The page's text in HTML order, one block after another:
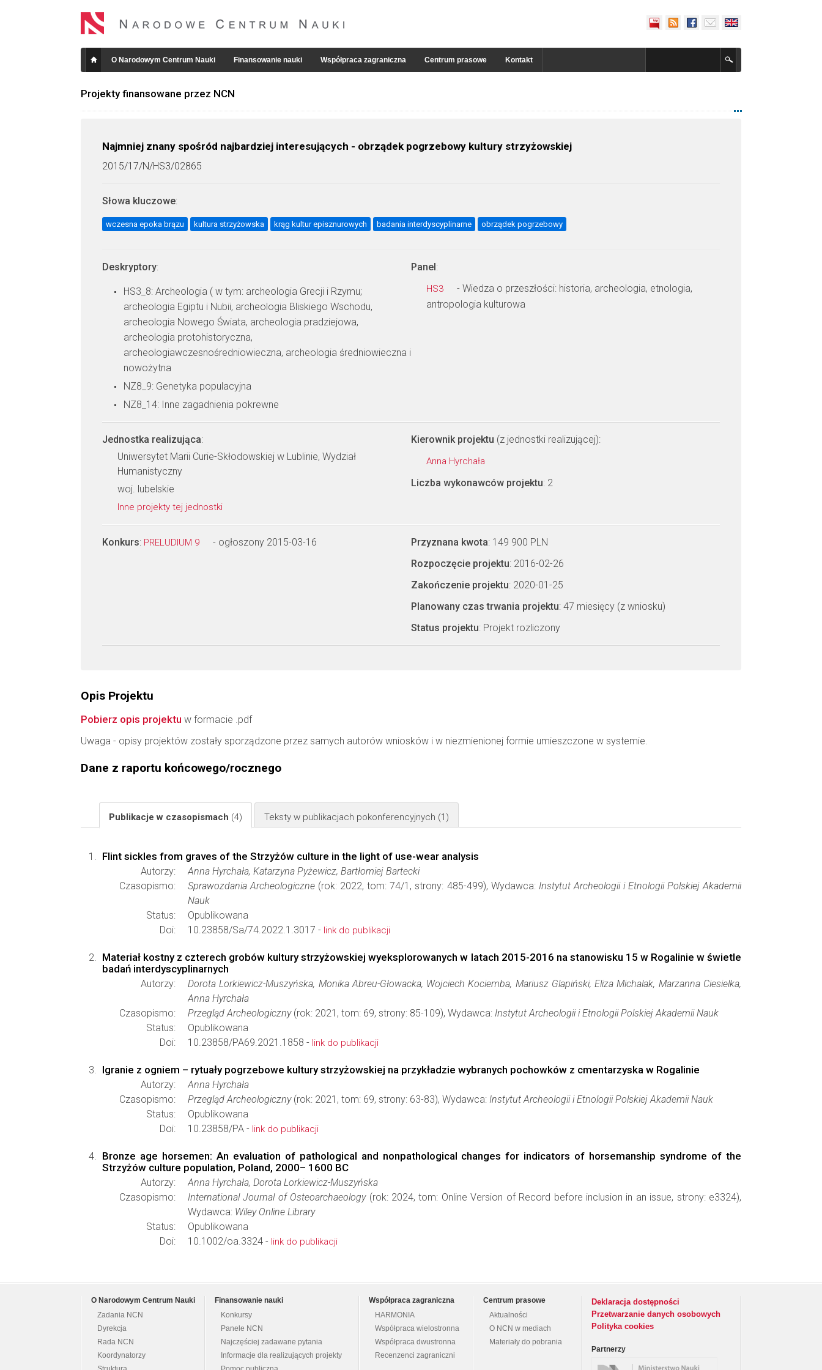
O Narodowym Centrum Nauki Finansowanie nauki Współpraca zagraniczna Centrum prasowe Kontakt
Projekty finansowane przez NCN
Najmniej znany spośród najbardziej interesujących - obrządek pogrzebowy kultury strzyżowskiej
2015/17/N/HS3/02865
Słowa kluczowe:
wczesna epoka brązu kultura strzyżowska krąg kultur episznurowych badania interdyscyplinarne obrządek pogrzebowy
Deskryptory:
HS3_8: Archeologia ( w tym: archeologia Grecji i Rzymu;
archeologia Egiptu i Nubii, archeologia Bliskiego Wschodu,
archeologia Nowego Świata, archeologia pradziejowa,
archeologia protohistoryczna,
archeologiawczesnośredniowieczna, archeologia średniowieczna i
nowożytna
NZ8_9: Genetyka populacyjna
NZ8_14: Inne zagadnienia pokrewne
Panel:
HS3
- Wiedza o przeszłości: historia, archeologia, etnologia,
antropologia kulturowa
Jednostka realizująca:
Uniwersytet Marii Curie-Skłodowskiej w Lublinie, Wydział
Humanistyczny
woj. lubelskie
Inne projekty tej jednostki
Kierownik projektu (z jednostki realizującej):
Anna Hyrchała
Liczba wykonawców projektu: 2
Konkurs: PRELUDIUM 9 - ogłoszony 2015-03-16 Przyznana kwota: 149 900 PLN
Rozpoczęcie projektu: 2016-02-26
Zakończenie projektu: 2020-01-25
Planowany czas trwania projektu: 47 miesięcy (z wniosku)
Status projektu: Projekt rozliczony
Opis Projektu
Pobierz opis projektu w formacie .pdf
Uwaga - opisy projektów zostały sporządzone przez samych autorów wniosków i w niezmienionej formie umieszczone w systemie.
Dane z raportu końcowego/rocznego
Publikacje w czasopismach (4) Teksty w publikacjach pokonferencyjnych (1)
Flint sickles from graves of the Strzyżów culture in the light of use-wear analysis
Autorzy:
Anna Hyrchała, Katarzyna Pyżewicz, Bartłomiej Bartecki
Czasopismo:
Sprawozdania Archeologiczne (rok: 2022, tom: 74/1, strony: 485-499), Wydawca: Instytut Archeologii i Etnologii Polskiej Akademii
Nauk
Status:
Opublikowana
Doi:
10.23858/Sa/74.2022.1.3017 - link do publikacji
Materiał kostny z czterech grobów kultury strzyżowskiej wyeksplorowanych w latach 2015-2016 na stanowisku 15 w Rogalinie w świetle
badań interdyscyplinarnych
Autorzy:
Dorota Lorkiewicz-Muszyńska, Monika Abreu-Głowacka, Wojciech Kociemba, Mariusz Glapiński, Eliza Michalak, Marzanna Ciesielka,
Anna Hyrchała
Czasopismo:
Przegląd Archeologiczny(rok: 2021, tom: 69, strony: 85-109), Wydawca: Instytut Archeologii i Etnologii Polskiej Akademii Nauk
Status:
Opublikowana
Doi:
10.23858/PA69.2021.1858 - link do publikacji
Igranie z ogniem – rytuały pogrzebowe kultury strzyżowskiej na przykładzie wybranych pochowków z cmentarzyska w Rogalinie
Autorzy:
Anna Hyrchała
Czasopismo:
Przegląd Archeologiczny(rok: 2021, tom: 69, strony: 63-83), Wydawca: Instytut Archeologii i Etnologii Polskiej Akademii Nauk
Status:
Opublikowana
Doi:
10.23858/PA - link do publikacji
Bronze age horsemen: An evaluation of pathological and nonpathological changes for indicators of horsemanship syndrome of the
Strzyżów culture population, Poland, 2000– 1600 BC
Autorzy:
Anna Hyrchała, Dorota Lorkiewicz-Muszyńska
Czasopismo:
International Journal of Osteoarchaeology(rok: 2024, tom: Online Version of Record before inclusion in an issue, strony: e3324),
Wydawca: Wiley Online Library
Status:
Opublikowana
Doi:
10.1002/oa.3324 - link do publikacji
O Narodowym Centrum Nauki
Zadania NCN
Dyrekcja
Rada NCN
Koordynatorzy
Finansowanie nauki
Konkursy
Panele NCN
Najczęściej zadawane pytania
Informacje dla realizujących projekty
Współpraca zagraniczna
HARMONIA
Współpraca wielostronna
Współpraca dwustronna
Recenzenci zagraniczni
Centrum prasowe
Aktualności
O NCN w mediach
Materiały do pobrania
Deklaracja dostępności
Przetwarzanie danych osobowych
Polityka cookies
Partnerzy